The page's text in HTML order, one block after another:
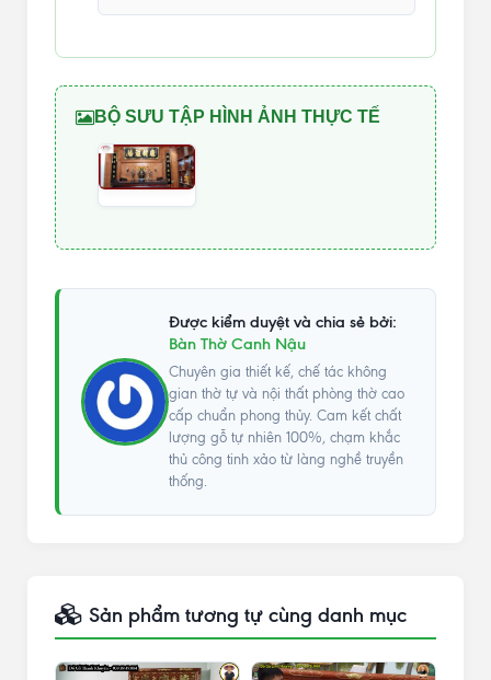
BỘ SƯU TẬP HÌNH ẢNH THỰC TẾ
Được kiểm duyệt và chia sẻ bởi:
Bàn Thờ Canh Nậu
Chuyên gia thiết kế, chế tác không
gian thờ tự và nội thất phòng thờ cao
cấp chuẩn phong thủy. Cam kết chất
lượng gỗ tự nhiên 100%, chạm khắc
thủ công tinh xảo từ làng nghề truyền
thống.
Sản phẩm tương tự cùng danh mục